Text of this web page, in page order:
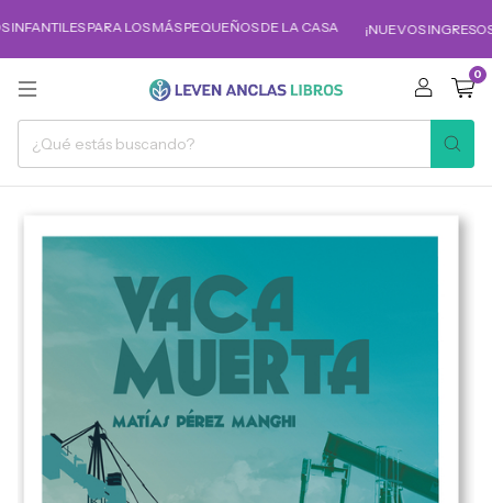
PARA LOS MÁS PEQUEÑOS DE LA CASA ¡NUEVOS INGRESOS!
0